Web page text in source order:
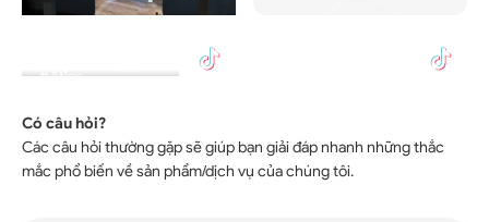
#Atlas
Có câu hỏi?
Các câu hỏi thường gặp sẽ giúp bạn giải đáp nhanh những thắc
mắc phổ biến về sản phẩm/dịch vụ của chúng tôi.